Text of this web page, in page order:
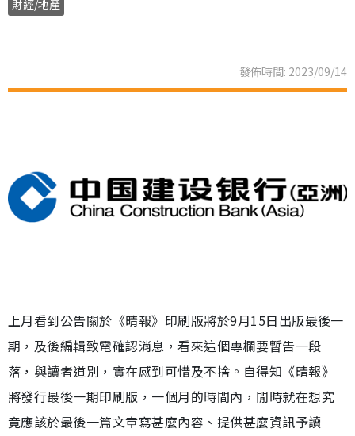
財經/地產
發佈時間: 2023/09/14
上月看到公告關於《晴報》印刷版將於9月15日出版最後一
期，及後編輯致電確認消息，看來這個專欄要暫告一段
落，與讀者道別，實在感到可惜及不捨。自得知《晴報》
將發行最後一期印刷版，一個月的時間內，閒時就在想究
竟應該於最後一篇文章寫甚麼內容、提供甚麼資訊予讀